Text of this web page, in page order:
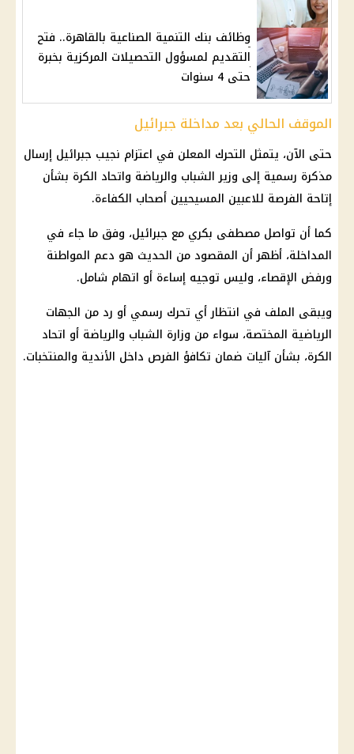
وظائف بنك التنمية الصناعية بالقاهرة.. فتح
التقديم لمسؤول التحصيلات المركزية بخبرة
حتى 4 سنوات
الموقف الحالي بعد مداخلة جبرائيل
حتى الآن، يتمثل التحرك المعلن في اعتزام نجيب جبرائيل إرسال
مذكرة رسمية إلى وزير الشباب والرياضة واتحاد الكرة بشأن
إتاحة الفرصة للاعبين المسيحيين أصحاب الكفاءة.
كما أن تواصل مصطفى بكري مع جبرائيل، وفق ما جاء في
المداخلة، أظهر أن المقصود من الحديث هو دعم المواطنة
ورفض الإقصاء، وليس توجيه إساءة أو اتهام شامل.
ويبقى الملف في انتظار أي تحرك رسمي أو رد من الجهات
الرياضية المختصة، سواء من وزارة الشباب والرياضة أو اتحاد
الكرة، بشأن آليات ضمان تكافؤ الفرص داخل الأندية والمنتخبات.